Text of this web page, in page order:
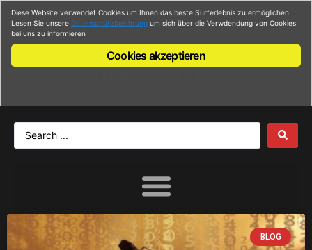
Anmelden
BLOG
Diese Website verwendet Cookies um Ihnen das beste Surferlebnis zu ermöglichen.
Lesen Sie unsere Datenschutzbelehrung um sich über die Verwdendung von Cookies
bei uns zu informieren
Cookies akzeptieren